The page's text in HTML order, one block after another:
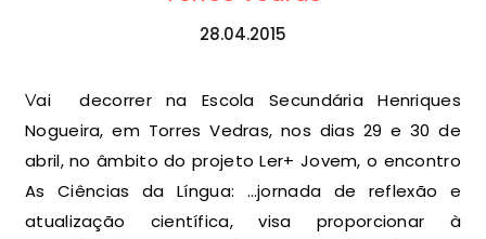
28.04.2015
Vai decorrer na Escola Secundária Henriques
Nogueira, em Torres Vedras, nos dias 29 e 30 de
abril, no âmbito do projeto Ler+ Jovem, o encontro
As Ciências da Língua: …jornada de reflexão e
atualização científica, visa proporcionar à